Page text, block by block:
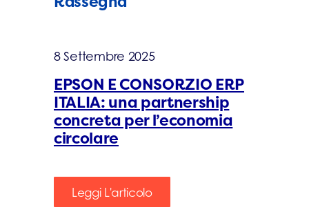
8 Settembre 2025
EPSON E CONSORZIO ERP
ITALIA: una partnership
concreta per l’economia
circolare
Leggi L'articolo